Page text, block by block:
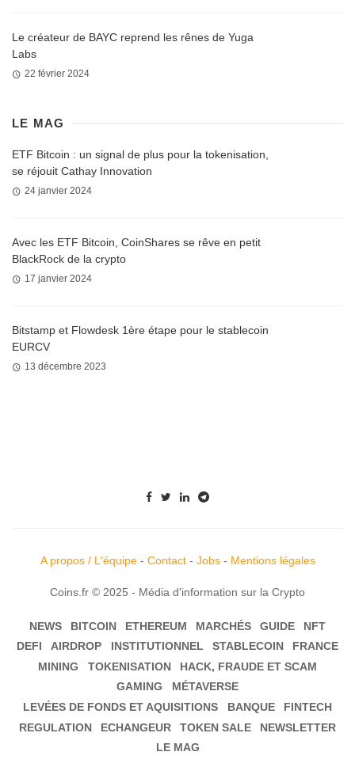
Le créateur de BAYC reprend les rênes de Yuga
Labs
22 février 2024
LE MAG
ETF Bitcoin : un signal de plus pour la tokenisation,
se réjouit Cathay Innovation
24 janvier 2024
Avec les ETF Bitcoin, CoinShares se rêve en petit
BlackRock de la crypto
17 janvier 2024
Bitstamp et Flowdesk 1ère étape pour le stablecoin
EURCV
13 décembre 2023
A propos / L'équipe- Contact- Jobs- Mentions légales
Coins.fr © 2025 - Média d'information sur la Crypto
NEWS BITCOIN ETHEREUM MARCHÉS GUIDE
NFT
DEFI
AIRDROP INSTITUTIONNEL STABLECOIN
FRANCE
MINING
TOKENISATION
HACK, FRAUDE ET SCAM
GAMING
MÉTAVERSE
LEVÉES DE FONDS ET AQUISITIONS
BANQUE
FINTECH
REGULATION
ECHANGEUR TOKEN SALE
NEWSLETTER
LE MAG